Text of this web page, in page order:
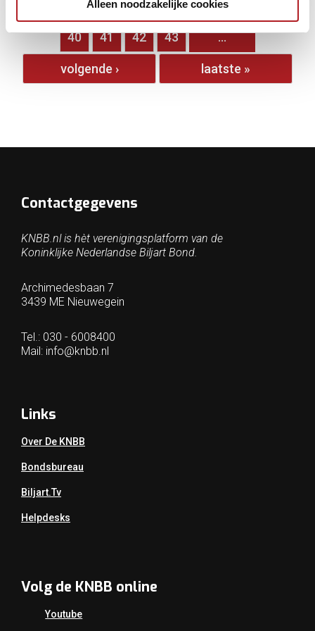
Alleen noodzakelijke cookies
35 36 37 38
40 41 42 43 …
volgende › laatste »
Contactgegevens
KNBB.nl is hèt verenigingsplatform van de
Koninklijke Nederlandse Biljart Bond.
Archimedesbaan 7
3439 ME Nieuwegein
Tel.: 030 - 6008400
Mail: info@knbb.nl
Links
Over De KNBB
Bondsbureau
Biljart.tv
Helpdesks
Volg de KNBB online
Youtube